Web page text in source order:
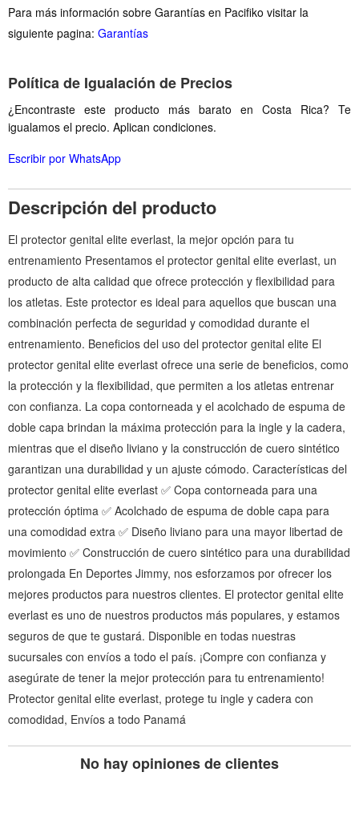
Para más información sobre Garantías en Pacifiko visitar la
siguiente pagina: Garantías
Política de Igualación de Precios
¿Encontraste este producto más barato en Costa Rica? Te
igualamos el precio. Aplican condiciones.
Escribir por WhatsApp
Descripción del producto
El protector genital elite everlast, la mejor opción para tu
entrenamiento Presentamos el protector genital elite everlast, un
producto de alta calidad que ofrece protección y flexibilidad para
los atletas. Este protector es ideal para aquellos que buscan una
combinación perfecta de seguridad y comodidad durante el
entrenamiento. Beneficios del uso del protector genital elite El
protector genital elite everlast ofrece una serie de beneficios, como
la protección y la flexibilidad, que permiten a los atletas entrenar
con confianza. La copa contorneada y el acolchado de espuma de
doble capa brindan la máxima protección para la ingle y la cadera,
mientras que el diseño liviano y la construcción de cuero sintético
garantizan una durabilidad y un ajuste cómodo. Características del
protector genital elite everlast ✅ Copa contorneada para una
protección óptima ✅ Acolchado de espuma de doble capa para
una comodidad extra ✅ Diseño liviano para una mayor libertad de
movimiento ✅ Construcción de cuero sintético para una durabilidad
prolongada En Deportes Jimmy, nos esforzamos por ofrecer los
mejores productos para nuestros clientes. El protector genital elite
everlast es uno de nuestros productos más populares, y estamos
seguros de que te gustará. Disponible en todas nuestras
sucursales con envíos a todo el país. ¡Compre con confianza y
asegúrate de tener la mejor protección para tu entrenamiento!
Protector genital elite everlast, protege tu ingle y cadera con
comodidad, Envíos a todo Panamá
No hay opiniones de clientes